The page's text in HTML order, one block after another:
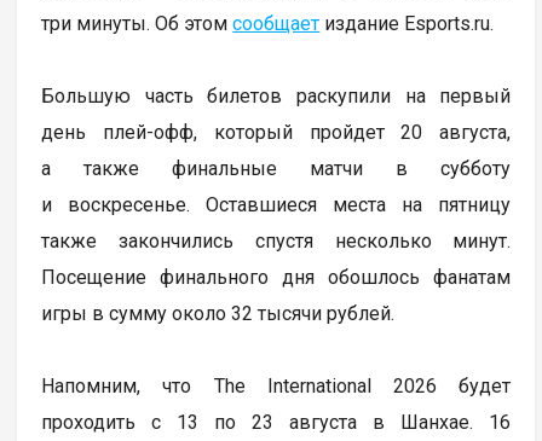
три минуты. Об этомсообщает издание Esports.ru.
Большую часть билетов раскупили на первый
день плей-офф, который пройдет 20 августа,
а также финальные матчи в субботу
и воскресенье. Оставшиеся места на пятницу
также закончились спустя несколько минут.
Посещение финального дня обошлось фанатам
игры в сумму около 32 тысячи рублей.
Напомним, что The International 2026 будет
проходить с 13 по 23 августа в Шанхае. 16